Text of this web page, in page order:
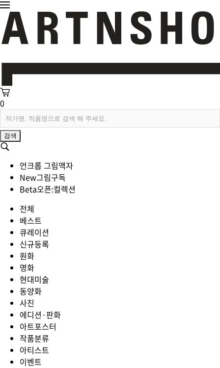
0
검색
언크롭 그림액자
New그림구독
Beta오픈:컬렉션
전체
베스트
큐레이션
신규등록
원화
명화
현대미술
동양화
사진
에디션·판화
아트포스터
작품분류
아티스트
이벤트